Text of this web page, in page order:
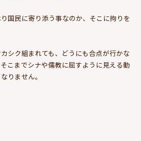
国民に寄り添う事なのか、そこに拘りを
シク組まれても、どうにも合点が行かな
こまでシナや儒教に屈すように見える動
りません。